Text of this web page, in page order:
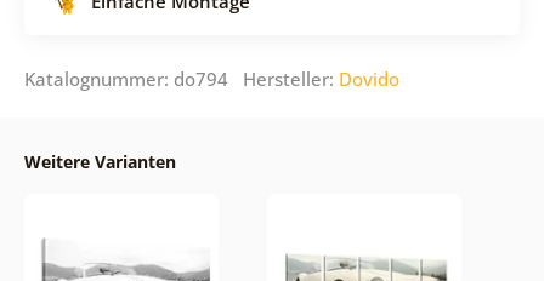
Katalognummer: do794 Hersteller: Dovido
Weitere Varianten